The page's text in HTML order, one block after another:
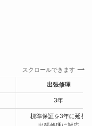
スクロールできます
出張修理
3年
標準保証を3年に延長